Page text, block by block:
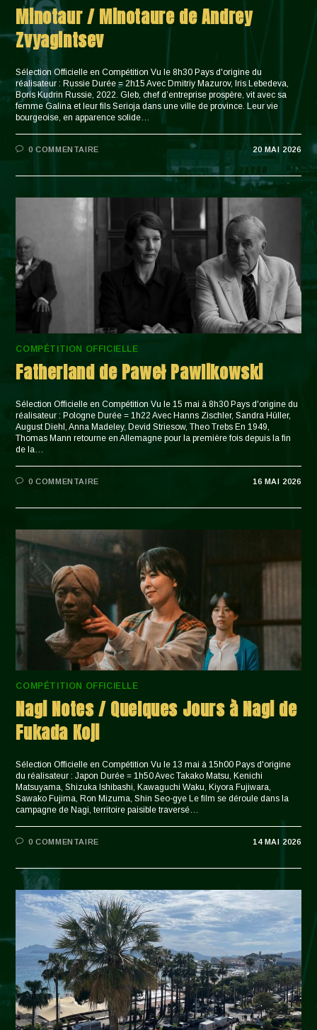
Minotaur / Minotaure de Andrey
Zvyagintsev
Sélection Officielle en Compétition Vu le 8h30 Pays d'origine du
réalisateur : Russie Durée = 2h15 Avec Dmitriy Mazurov, Iris Lebedeva,
Boris Kudrin Russie, 2022. Gleb, chef d’entreprise prospère, vit avec sa
femme Galina et leur fils Serioja dans une ville de province. Leur vie
bourgeoise, en apparence solide…
0 COMMENTAIRE 20 MAI 2026
COMPÉTITION OFFICIELLE
Fatherland de Paweł Pawlikowski
Sélection Officielle en Compétition Vu le 15 mai à 8h30 Pays d'origine du
réalisateur : Pologne Durée = 1h22 Avec Hanns Zischler, Sandra Hüller,
August Diehl, Anna Madeley, Devid Striesow, Theo Trebs En 1949,
Thomas Mann retourne en Allemagne pour la première fois depuis la fin
de la…
0 COMMENTAIRE 16 MAI 2026
COMPÉTITION OFFICIELLE
Nagi Notes / Quelques Jours à Nagi de
Fukada Koji
Sélection Officielle en Compétition Vu le 13 mai à 15h00 Pays d'origine
du réalisateur : Japon Durée = 1h50 Avec Takako Matsu, Kenichi
Matsuyama, Shizuka Ishibashi, Kawaguchi Waku, Kiyora Fujiwara,
Sawako Fujima, Ron Mizuma, Shin Seo-gye Le film se déroule dans la
campagne de Nagi, territoire paisible traversé…
0 COMMENTAIRE 14 MAI 2026